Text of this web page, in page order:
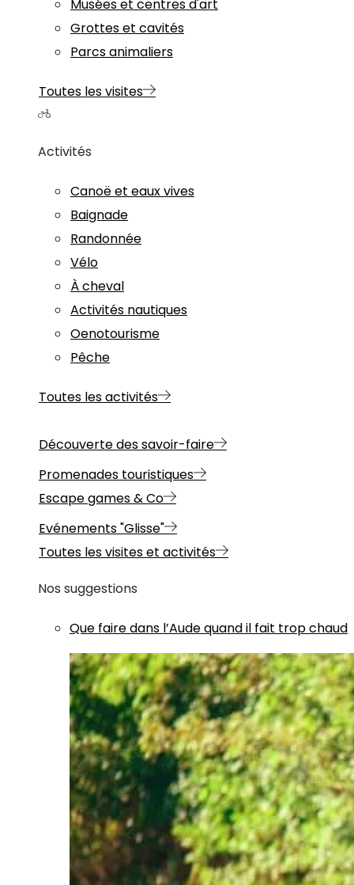
Musées et centres d'art
Grottes et cavités
Parcs animaliers
Toutes les visites
Activités
Canoë et eaux vives
Baignade
Randonnée
Vélo
À cheval
Activités nautiques
Oenotourisme
Pêche
Toutes les activités
Découverte des savoir-faire
Promenades touristiques
Escape games & Co
Evénements "Glisse"
Toutes les visites et activités
Nos suggestions
Que faire dans l’Aude quand il fait trop chaud